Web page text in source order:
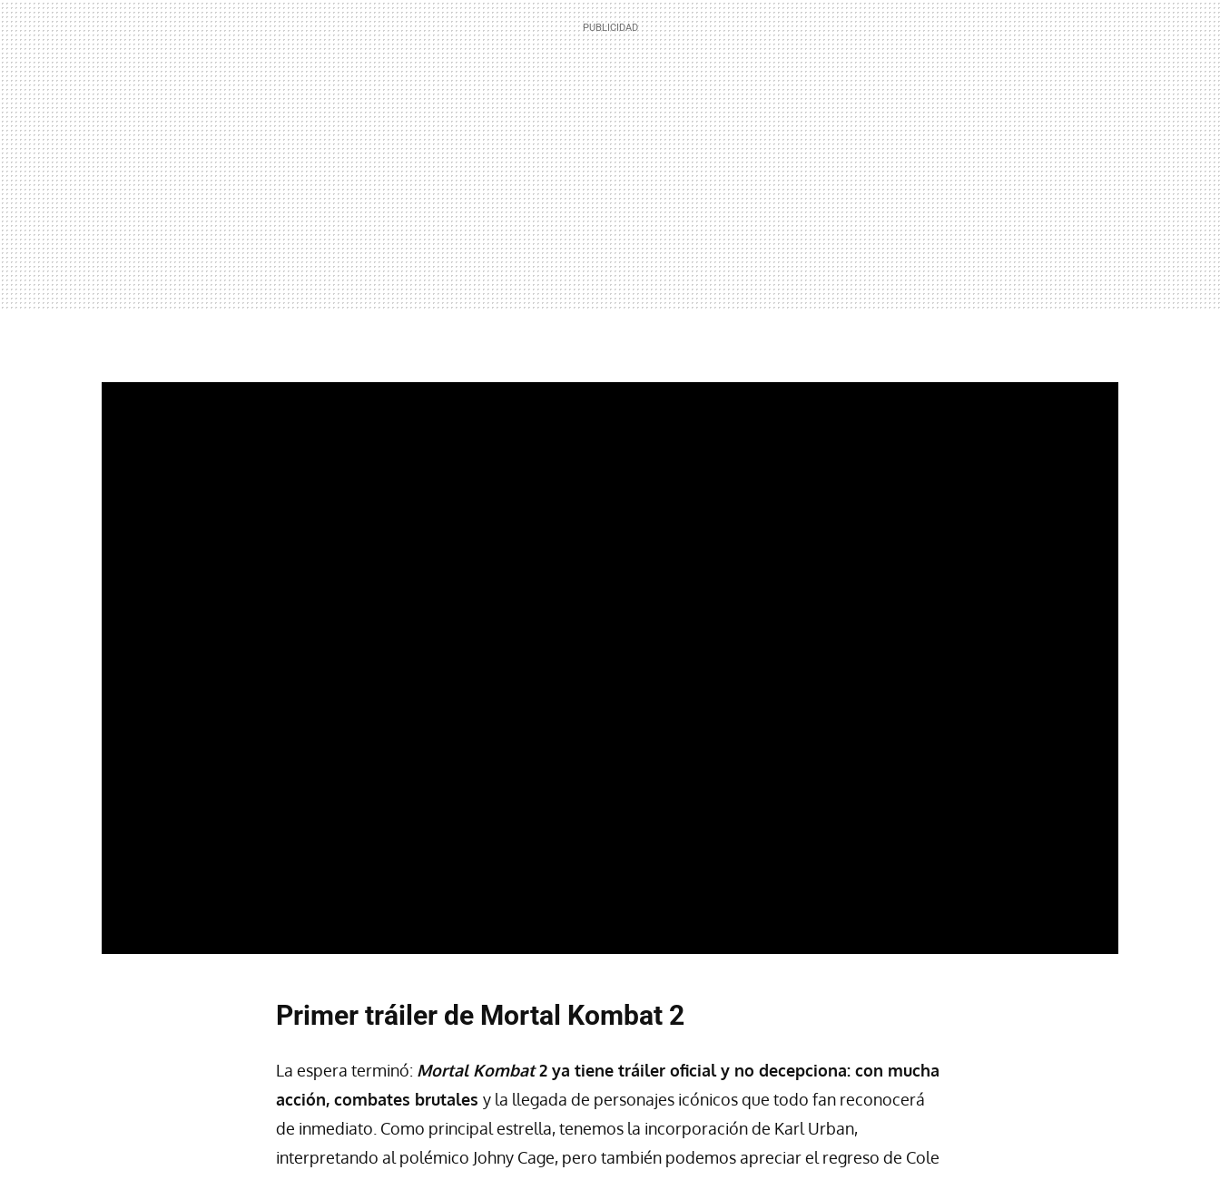
Primer tráiler de Mortal Kombat 2
La espera terminó: Mortal Kombat2 ya tiene tráiler oficial y no decepciona: con mucha
acción, combates brutales y la llegada de personajes icónicos que todo fan reconocerá
de inmediato. Como principal estrella, tenemos la incorporación de Karl Urban,
interpretando al polémico Johny Cage, pero también podemos apreciar el regreso de Cole